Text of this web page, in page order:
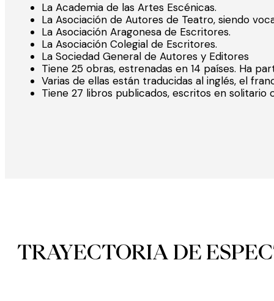
La Academia de las Artes Escénicas.
La Asociación de Autores de Teatro, siendo
La Asociación Aragonesa de Escritores.
La Asociación Colegial de Escritores.
La Sociedad General de Autores y Editores
Tiene 25 obras, estrenadas en 14 países. Ha
Varias de ellas están traducidas al inglés, el
Tiene 27 libros publicados, escritos en solitario
TRAYECTORIA DE